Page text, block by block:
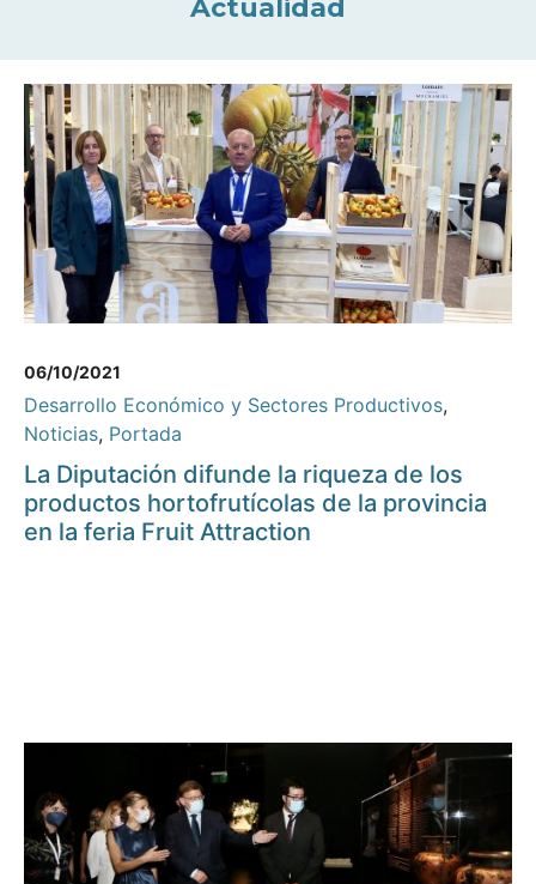
Actualidad
06/10/2021
Desarrollo Económico y Sectores Productivos,
Noticias, Portada
La Diputación difunde la riqueza de los
productos hortofrutícolas de la provincia
en la feria Fruit Attraction